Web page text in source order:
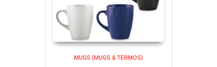
MUGS (MUGS & TERMOS)